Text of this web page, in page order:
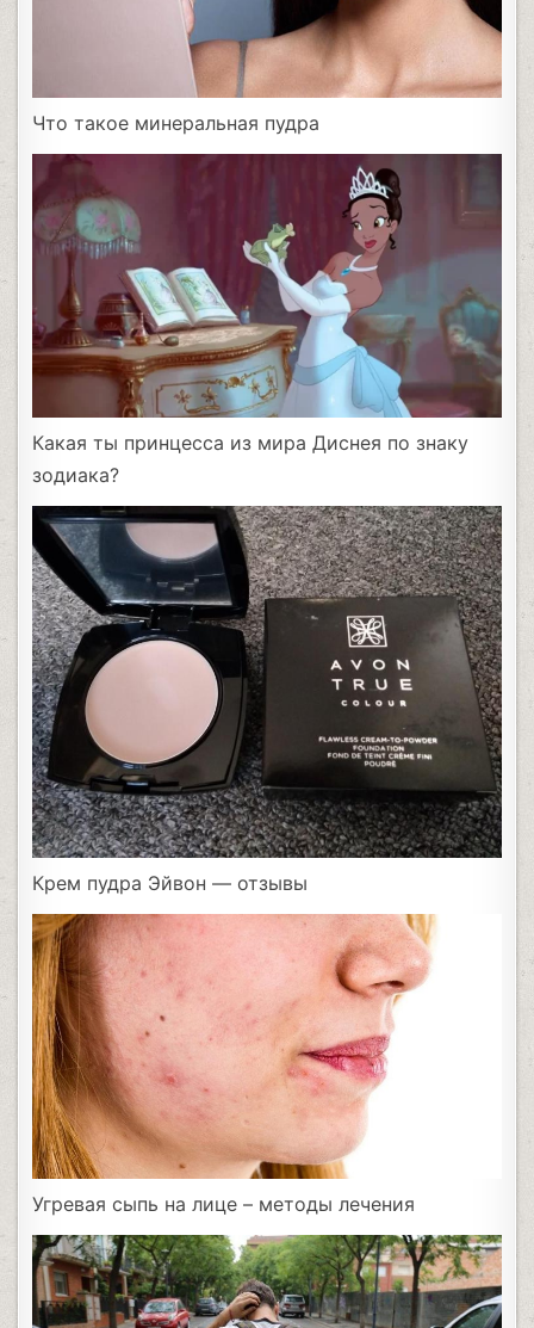
Что такое минеральная пудра
Какая ты принцесса из мира Диснея по знаку
зодиака?
Крем пудра Эйвон — отзывы
Угревая сыпь на лице – методы лечения